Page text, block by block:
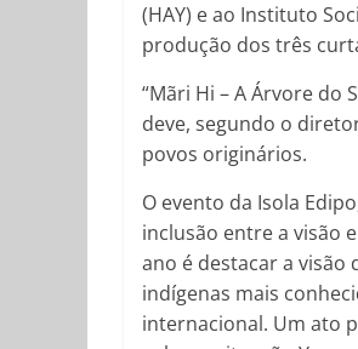
(HAY) e ao Instituto
produção dos três
“Mãri Hi – A Árvore do
deve, segundo o
povos originários.
O evento da Isola
inclusão entre a visão
ano é destacar a visão
indígenas mais
internacional. Um ato